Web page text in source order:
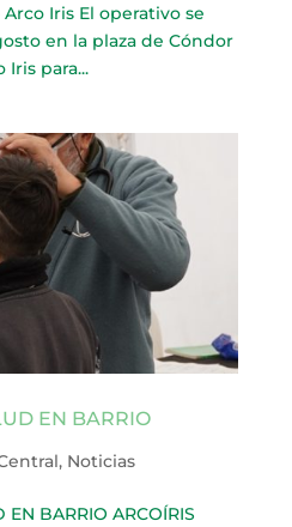
Iris El operativo se
en la plaza de Cóndor
Iris para...
EN BARRIO
, Noticias
EN BARRIO ARCOÍRIS